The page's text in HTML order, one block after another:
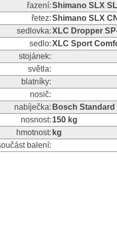
řazení:Shimano SLX
řetez:Shimano SLX
sedlovka:XLC Dropper
sedlo:XLC Sport
stojánek:
světla:
blatníky:
nosič:
nabíječka: Bosch
nosnost: 150 kg
hmotnost: kg
balení: